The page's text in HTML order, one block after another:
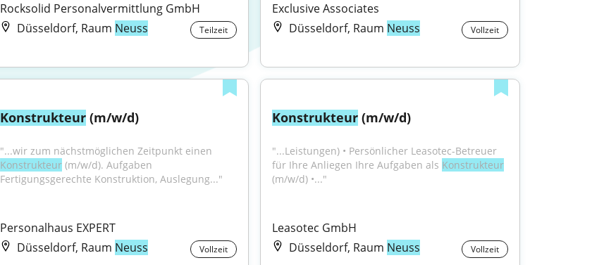
Rocksolid Personalvermittlung GmbH
Düsseldorf, Raum Neuss Teilzeit
Exclusive Associates
Düsseldorf, Raum Neuss Vollzeit
Konstrukteur (m/w/d)
Konstrukteur (m/w/d). Aufgaben
Fertigungsgerechte Konstruktion, Auslegung..."
Personalhaus EXPERT
Düsseldorf, Raum Neuss Vollzeit
Konstrukteur (m/w/d)
"...Leistungen) • Persönlicher Leasotec-Betreuer
für Ihre Anliegen Ihre Aufgaben als Konstrukteur
(m/w/d) •..."
Leasotec GmbH
Düsseldorf, Raum Neuss Vollzeit